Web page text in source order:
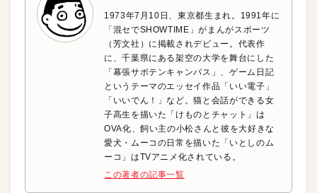
1973年7月10日、東京都生まれ。1991年に
「混セでSHOWTIME」がまんがスポーツ
（芳文社）に掲載されデビュー。代表作
に、千葉県にある架空の大学を舞台にした
「幕張サボテンキャンパス」、ゲーム日記
というテーマのエッセイ作品「いい電子」
「いいでん！」など。猫と会話ができる女
子高生を描いた「けものとチャット」は
OVA化、飼い主の小松さんと彼を大好きな
愛犬・ムーコの日常を描いた「いとしのム
ーコ」はTVアニメ化されている。
この著者の記事一覧